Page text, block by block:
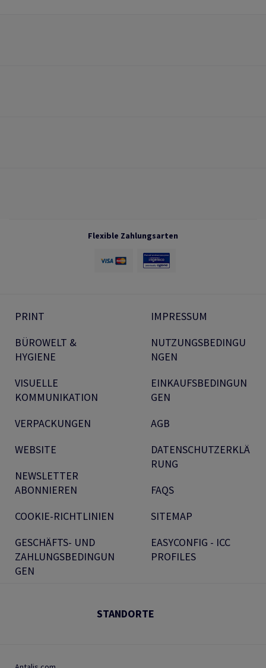
Flexible Zahlungsarten
PRINT
BÜROWELT &
HYGIENE
VISUELLE
KOMMUNIKATION
VERPACKUNGEN
WEBSITE
NEWSLETTER
ABONNIEREN
COOKIE-RICHTLINIEN
GESCHÄFTS- UND
ZAHLUNGSBEDINGUN
GEN
IMPRESSUM
NUTZUNGSBEDINGU
NGEN
EINKAUFSBEDINGUN
GEN
AGB
DATENSCHUTZERKLÄ
RUNG
FAQS
SITEMAP
EASYCONFIG - ICC
PROFILES
STANDORTE